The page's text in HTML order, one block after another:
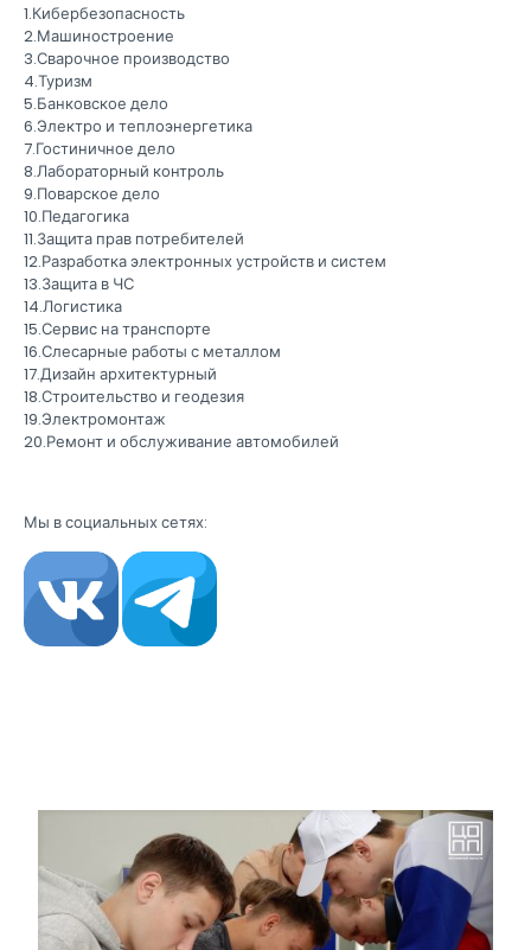
1.Кибербезопасность
2.Машиностроение
3.Сварочное производство
4.Туризм
5.Банковское дело
6.Электро и теплоэнергетика
7.Гостиничное дело
8.Лабораторный контроль
9.Поварское дело
10.Педагогика
11.Защита прав потребителей
12.Разработка электронных устройств и систем
13.Защита в ЧС
14.Логистика
15.Сервис на транспорте
16.Слесарные работы с металлом
17.Дизайн архитектурный
18.Строительство и геодезия
19.Электромонтаж
20.Ремонт и обслуживание автомобилей
Мы в социальных сетях: